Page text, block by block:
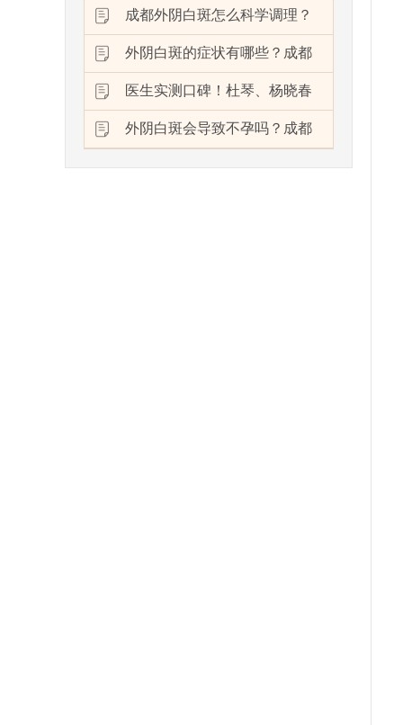
成都外阴白斑怎么科学调理？
外阴白斑的症状有哪些？成都
医生实测口碑！杜琴、杨晓春
外阴白斑会导致不孕吗？成都